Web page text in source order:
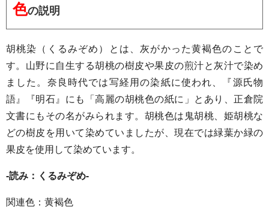
色の説明
胡桃染（くるみぞめ）とは、灰がかった黄褐色のことで
す。山野に自生する胡桃の樹皮や果皮の煎汁と灰汁で染め
ました。奈良時代では写経用の染紙に使われ、『源氏物
語』『明石』にも「高麗の胡桃色の紙に」とあり、正倉院
文書にもその名がみられます。胡桃色は鬼胡桃、姫胡桃な
どの樹皮を用いて染めていましたが、現在では緑葉か緑の
果皮を使用して染めています。
-読み：くるみぞめ-
関連色：黄褐色